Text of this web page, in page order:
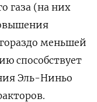
газа (на них
меньшей
способствует
Эль-Ниньо